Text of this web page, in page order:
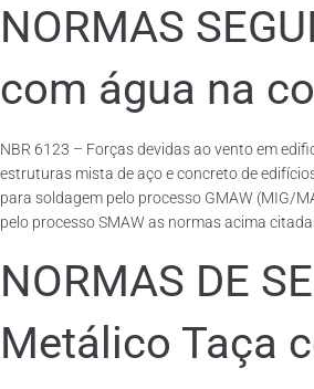
NORMAS
com água na
NBR 6123 – Forças devidas ao vento em
estruturas mista de aço e concreto de
para soldagem pelo processo GMAW (MIG/
pelo processo SMAW as normas acima
NORMAS DE
Metálico Taça